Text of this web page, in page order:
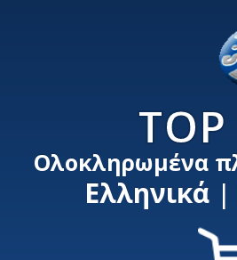
TOP
Ολοκληρωμένα
Ελληνικά